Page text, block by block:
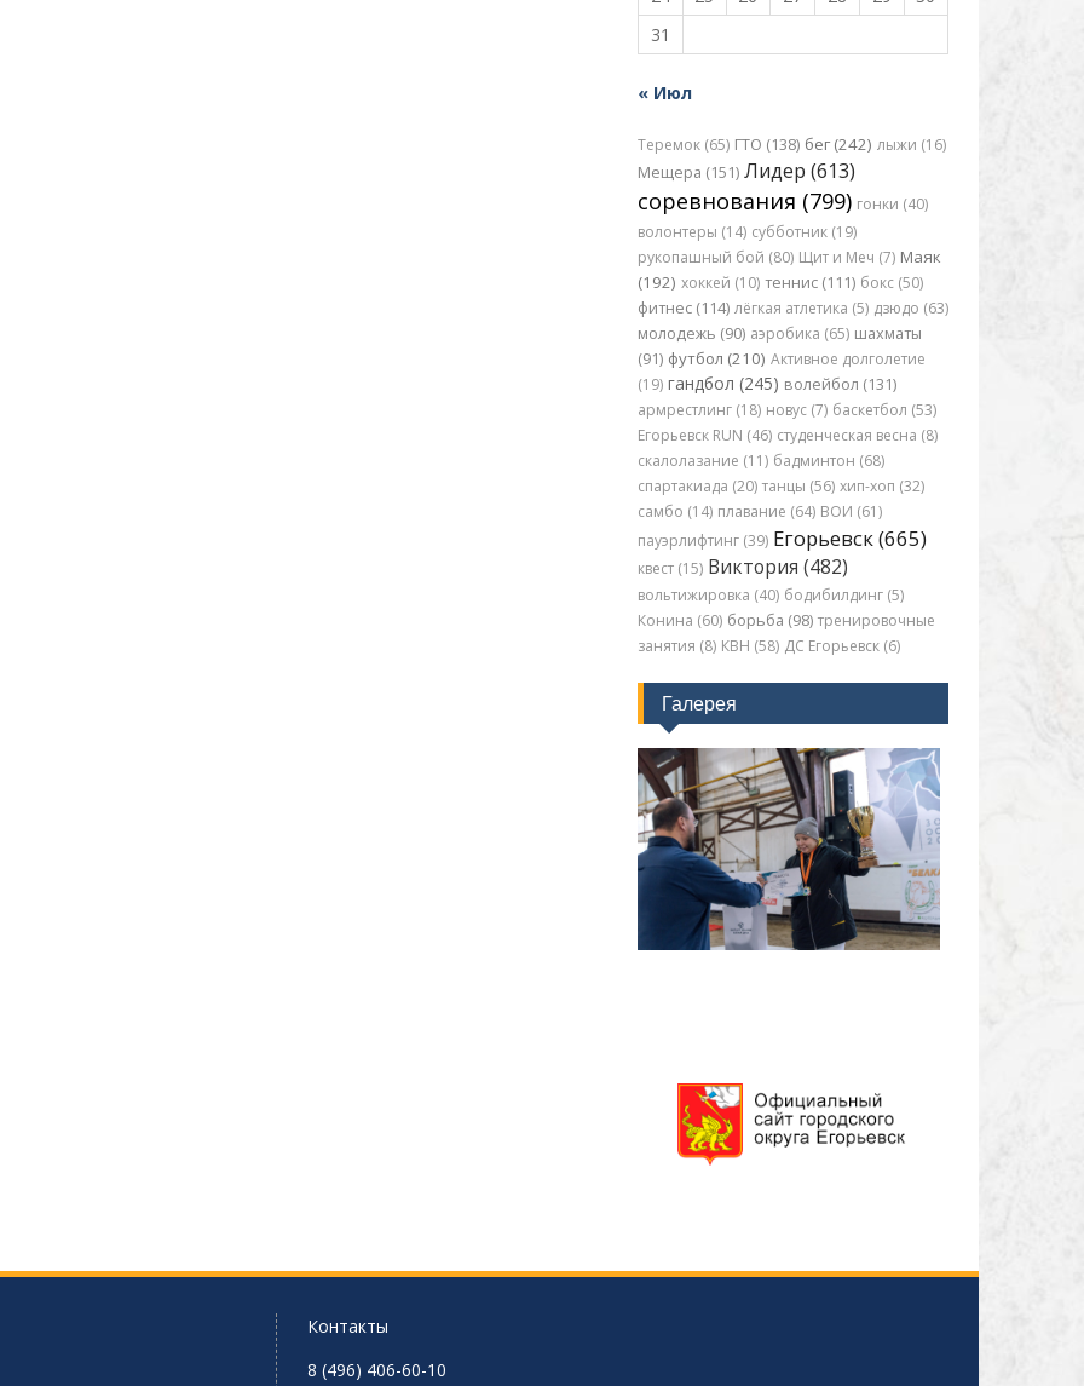
31
« Июл
Теремок (65) ГТО (138) бег (242) лыжи (16)
Мещера (151) Лидер (613)
соревнования (799) гонки (40)
волонтеры (14) субботник (19)
рукопашный бой (80) Щит и Меч (7) Маяк
(192) хоккей (10) теннис (111) бокс (50)
фитнес (114) лёгкая атлетика (5) дзюдо (63)
молодежь (90) аэробика (65) шахматы
(91) футбол (210) Активное долголетие
(19) гандбол (245) волейбол (131)
армрестлинг (18) новус (7) баскетбол (53)
Егорьевск RUN (46) студенческая весна (8)
скалолазание (11) бадминтон (68)
спартакиада (20) танцы (56) хип-хоп (32)
самбо (14) плавание (64) ВОИ (61)
пауэрлифтинг (39) Егорьевск (665)
квест (15) Виктория (482)
вольтижировка (40) бодибилдинг (5)
Конина (60) борьба (98) тренировочные
занятия (8) КВН (58) ДС Егорьевск (6)
Галерея
Контакты
8 (496) 406-60-10